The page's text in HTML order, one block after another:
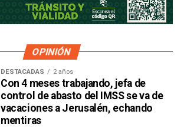
OPINIÓN
DESTACADAS 2 años
Con 4 meses trabajando, jefa de
control de abasto del IMSS se va de
vacaciones a Jerusalén, echando
mentiras